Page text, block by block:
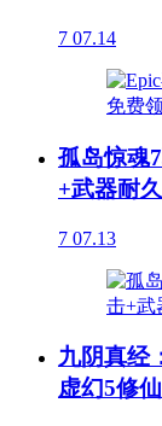
7 07.14
孤岛惊魂
+武器耐
7 07.13
九阴真经
虚幻5修